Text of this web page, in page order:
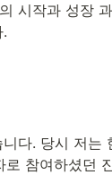
시작과 성장
다. 당시 저는
로 참여하셨던